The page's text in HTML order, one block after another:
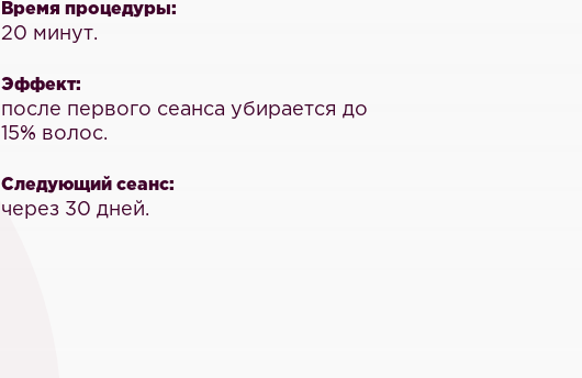
Время процедуры:
20 минут.
Эффект:
после первого сеанса убирается до
15% волос.
Следующий сеанс:
через 30 дней.